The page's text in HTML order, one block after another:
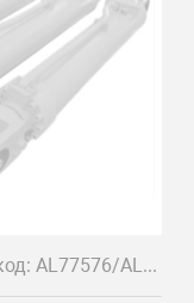
код: AL77576/AL159964